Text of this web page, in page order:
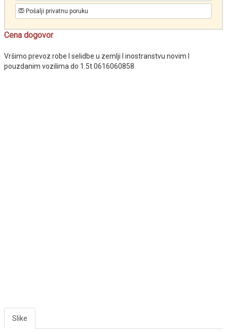
Pošalji privatnu poruku
Cena dogovor
Vršimo prevoz robe I selidbe u zemlji I inostranstvu novim I
pouzdanim vozilima do 1.5t 0616060858
Slike